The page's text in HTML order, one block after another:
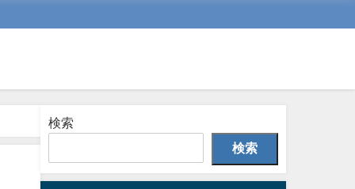
検索
検索